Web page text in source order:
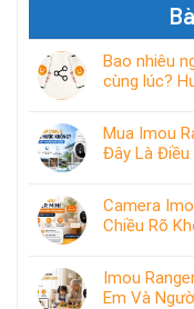
Bao nhiêu
cùng lúc?
Mua Imou
Đây Là Điều
Camera
Chiều Rõ
Imou
Em Và